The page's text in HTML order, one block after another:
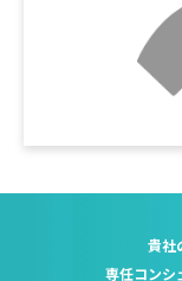
専任コンシ
お客様